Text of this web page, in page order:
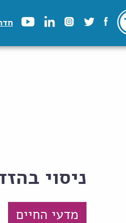
ניסוי
מדעי החיים